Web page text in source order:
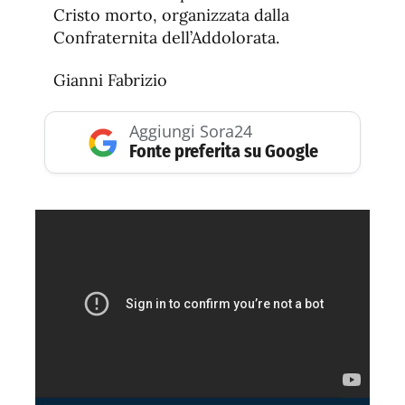
Cristo morto, organizzata dalla
Confraternita dell’Addolorata.
Gianni Fabrizio
Aggiungi Sora24
Fonte preferita su Google